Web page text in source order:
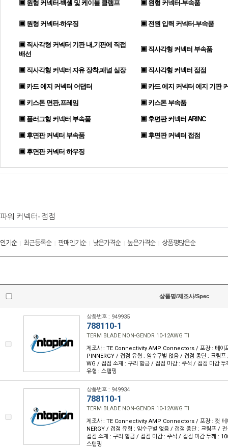
▣ 원형 커넥터-백셸 및 케이블 클램프 ▣ 원형 커넥터-부속품
▣ 원형 커넥터-하우징 ▣ 전원 입력 커넥터-부속품
▣ 직사각형 커넥터 기판 내,기판에 직접
배선
▣ 직사각형 커넥터 부속품
▣ 직사각형 커넥터 자유 장착,패널 실장 ▣ 직사각형 커넥터 접점
▣ 카드 에지 커넥터 어댑터 ▣ 카드 에지 커넥터 에지 기판
▣ 키스톤 면판,프레임 ▣ 키스톤 부속품
▣ 플러그형 커넥터 부속품 ▣ 후면판 커넥터 ARINC
▣ 후면판 커넥터 부속품 ▣ 후면판 커넥터 접점
▣ 후면판 커넥터 하우징
파워 커넥터-접점
인기순| 최근등록순| 판매인기순| 낮은가격순| 높은가격순| 상품평많은순
상품명/제조사/Spec
상품번호 : 949935
788110-1
TERM BLADE NON-GENDR 10-12AWG TI
제조사 : TE Connectivity AMP Connectors / 포장 : 테이
PINNERGY / 접점 유형 : 암수구별 없음 / 접점 종단 : 크림
WG / 접점 소재 : 구리 합금 / 접점 마감 : 주석 / 접점 마감
유형 : 스탬핑
상품번호 : 949934
788110-1
TERM BLADE NON-GENDR 10-12AWG TI
제조사 : TE Connectivity AMP Connectors / 포장 : 컷 테
NERGY / 접점 유형 : 암수구별 없음 / 접점 종단 : 크림프 /
접점 소재 : 구리 합금 / 접점 마감 : 주석 / 접점 마감 두께 :
스탬핑